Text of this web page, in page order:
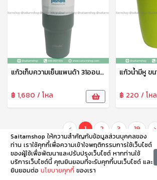
แก้วเก็บความเย็นแพนด้า 31ออนซ์ มีหูหิ้ว รุ่นT4 Panda
฿ 1,680 / โหล ฿ 220 / โหล
‹ 1 2 3 19 ›
Saitarnshop ให้ความสำคัญกับข้อมูลส่วนบุคคลของ
ท่าน เราใช้คุกกี้เพื่อความเข้าใจพฤติกรรมการใช้เว็บไซต์
ของผู้ใช้เพื่อพัฒนาและปรับปรุงเว็บไซต์ หากท่านใช้
บริการเว็บไซต์นี้ คุณยินยอมที่จะรับคุกกี้บนเว็บไซต์ และ
ยินยอมต่อ นโยบายคุกกี้ ของเรา